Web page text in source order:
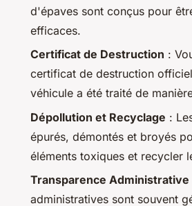
d'épaves sont conçus pour
efficaces.
Certificat de Destruction :
certificat de destruction
véhicule a été traité de
Dépollution et Recyclage :
épurés, démontés et broyés
éléments toxiques et recycler
Transparence Administrative
administratives sont souvent